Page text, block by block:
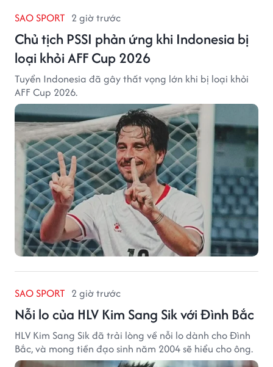
SAO SPORT 2 giờ trước
Chủ tịch PSSI phản ứng khi Indonesia bị
loại khỏi AFF Cup 2026
Tuyển Indonesia đã gây thất vọng lớn khi bị loại khỏi
AFF Cup 2026.
SAO SPORT 2 giờ trước
Nỗi lo của HLV Kim Sang Sik với Đình Bắc
HLV Kim Sang Sik đã trải lòng về nỗi lo dành cho Đình
Bắc, và mong tiền đạo sinh năm 2004 sẽ hiểu cho ông.